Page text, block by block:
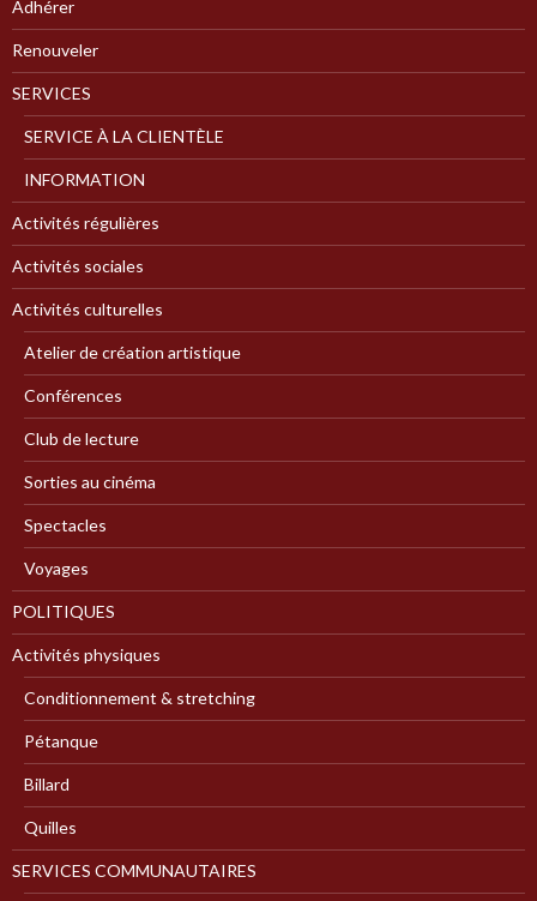
Adhérer
Renouveler
SERVICES
SERVICE À LA CLIENTÈLE
INFORMATION
Activités régulières
Activités sociales
Activités culturelles
Atelier de création artistique
Conférences
Club de lecture
Sorties au cinéma
Spectacles
Voyages
POLITIQUES
Activités physiques
Conditionnement & stretching
Pétanque
Billard
Quilles
SERVICES COMMUNAUTAIRES